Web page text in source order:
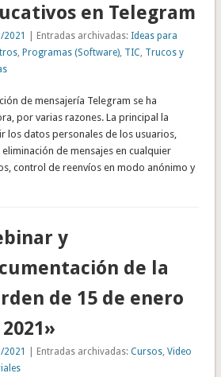
en Telegram
2021 | Entradas archivadas: Ideas para
,Programas (Software) TIC Trucos y
de mensajería Telegram se ha
por varias razones. La principal la
los datos personales de los usuarios,
de mensajes en cualquier
control de reenvíos en modo anónimo y
y
de la
de 15 de enero
2021 | Entradas archivadas:Cursos ,Video